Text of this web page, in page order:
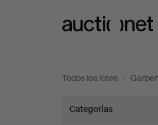
Todos los lotes /
Sofás
Categorías